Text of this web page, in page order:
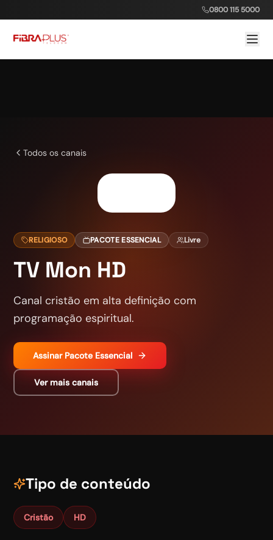
0800 115 5000
Todos os canais
RELIGIOSO PACOTE ESSENCIAL Livre
TV Mon HD
Canal cristão em alta definição com
programação espiritual.
Assinar Pacote Essencial
Ver mais canais
Tipo de conteúdo
Cristão HD